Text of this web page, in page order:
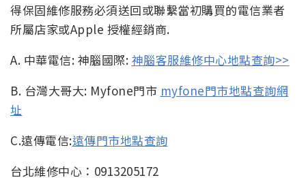
得保固維修服務必須送回或聯繫當初購買的電信業者
所屬店家或Apple 授權經銷商.
A. 中華電信: 神腦國際: 神腦客服維修中心地點查詢>>
B. 台灣大哥大: Myfone門市 myfone門市地點查詢網
址
C.遠傳電信:遠傳門市地點查詢
台北維修中心：0913205172